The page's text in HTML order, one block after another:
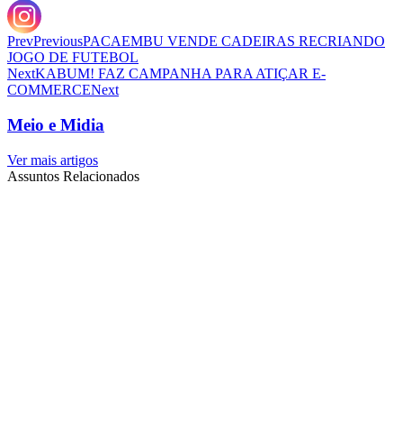
PrevPreviousPACAEMBU VENDE CADEIRAS RECRIANDO
JOGO DE FUTEBOL
NextKABUM! FAZ CAMPANHA PARA ATIÇAR E-
COMMERCENext
Meio e Midia
Ver mais artigos
Assuntos Relacionados